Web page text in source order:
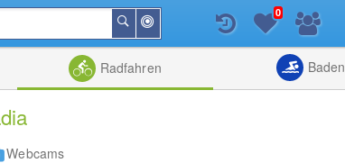
der
Suchen
Listenansicht
0
Radfahren Baden
Webcams